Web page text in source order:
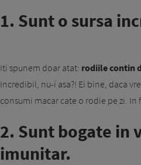
1. Sunt o sursa
Iti spunem doar atat: rodiile contin
Incredibil, nu-i asa?! Ei bine, daca
consumi macar cate o rodie pe zi. In
2. Sunt bogate in
imunitar.